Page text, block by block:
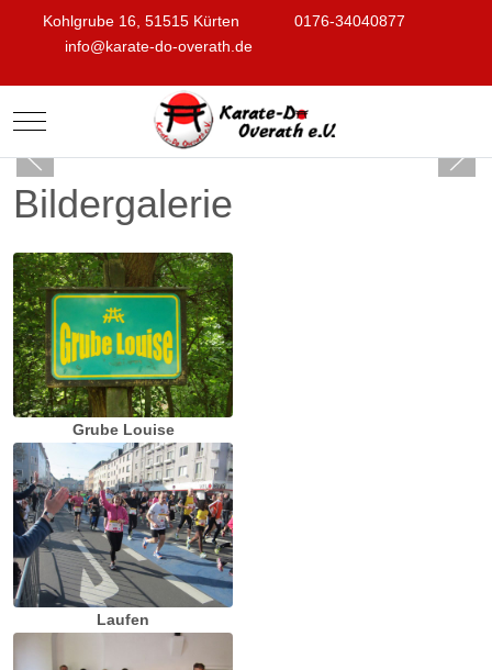
Kohlgrube 16, 51515 Kürten
0176-34040877
info@karate-do-overath.de
Mobile Menu Toggle
Bildergalerie
Grube Louise
Laufen